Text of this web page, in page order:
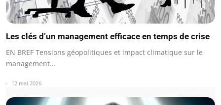
Les clés d’un management efficace en temps de crise
EN BREF Tensions géopolitiques et impact climatique sur le
management…
12 mai 2026